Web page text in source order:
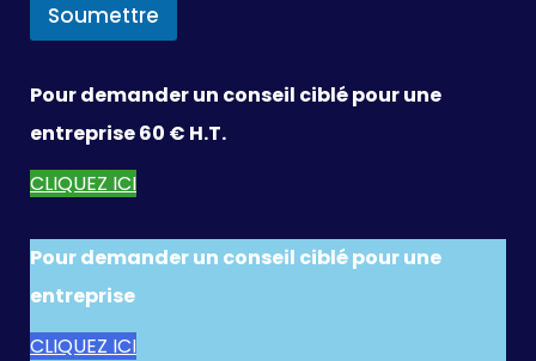
Soumettre
Pour demander un conseil ciblé pour une
entreprise 60 € H.T.
CLIQUEZ ICI
Pour demander un conseil ciblé pour une
entreprise
CLIQUEZ ICI